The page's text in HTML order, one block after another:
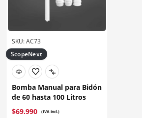
SKU: AC73
ScopeNext
Bomba Manual para Bidón
de 60 hasta 100 Litros
$69.990 (IVA incl.)